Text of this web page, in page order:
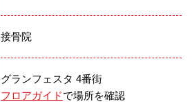
接骨院
グランフェスタ 4番街
フロアガイドで場所を確認